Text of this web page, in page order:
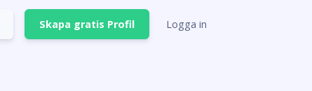
Skapa gratis Profil Logga in